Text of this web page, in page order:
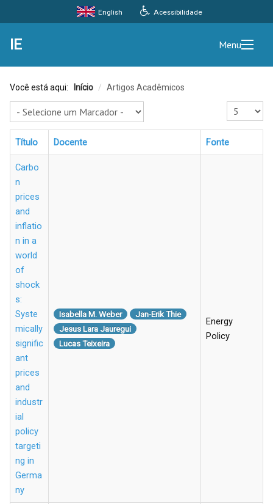
Acessibilidade
English
IE Menu
Você está aqui: Início / Artigos Acadêmicos
Exibir #
Título Docente Fonte
Carbo
n
prices
and
inflatio
n in a
world
of
shock
s:
Syste
mically
signific
ant
prices
and
industr
ial
policy
targeti
ng in
Germa
ny
Isabella M. Weber
Jan-Erik Thie
Jesus Lara Jauregui
Lucas Teixeira
Energy
Policy